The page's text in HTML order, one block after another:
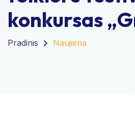
konkursas
Pradinis Naujiena